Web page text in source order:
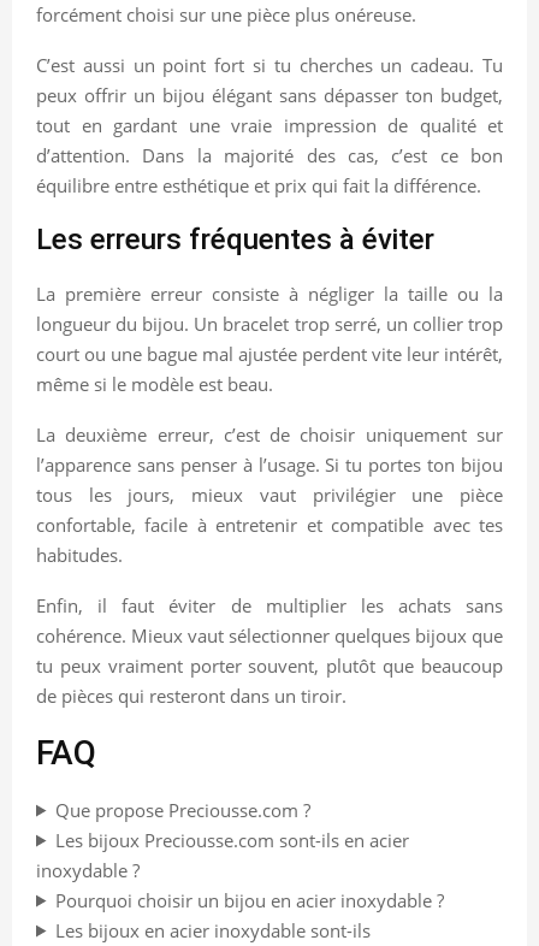
forcément choisi sur une pièce plus onéreuse.
C’est aussi un point fort si tu cherches un cadeau. Tu
peux offrir un bijou élégant sans dépasser ton budget,
tout en gardant une vraie impression de qualité et
d’attention. Dans la majorité des cas, c’est ce bon
équilibre entre esthétique et prix qui fait la différence.
Les erreurs fréquentes à éviter
La première erreur consiste à négliger la taille ou la
longueur du bijou. Un bracelet trop serré, un collier trop
court ou une bague mal ajustée perdent vite leur intérêt,
même si le modèle est beau.
La deuxième erreur, c’est de choisir uniquement sur
l’apparence sans penser à l’usage. Si tu portes ton bijou
tous les jours, mieux vaut privilégier une pièce
confortable, facile à entretenir et compatible avec tes
habitudes.
Enfin, il faut éviter de multiplier les achats sans
cohérence. Mieux vaut sélectionner quelques bijoux que
tu peux vraiment porter souvent, plutôt que beaucoup
de pièces qui resteront dans un tiroir.
FAQ
Que propose Preciousse.com ?
Les bijoux Preciousse.com sont-ils en acier
inoxydable ?
Pourquoi choisir un bijou en acier inoxydable ?
Les bijoux en acier inoxydable sont-ils